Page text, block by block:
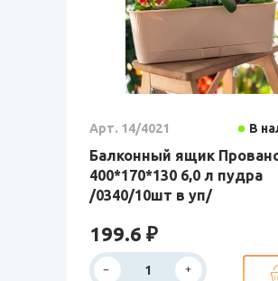
Арт. 14/4021 В
Балконный ящик
400*170*130 6,0 л пудра
/0340/10шт в уп/
199.6 ₽